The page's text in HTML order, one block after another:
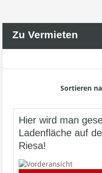
Zu Vermieten
Sortieren
Hier wird man
Ladenfläche auf
Riesa!